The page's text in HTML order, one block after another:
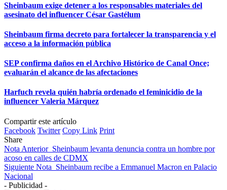
Sheinbaum exige detener a los responsables materiales del
asesinato del influencer César Gastélum
Sheinbaum firma decreto para fortalecer la transparencia y el
acceso a la información pública
SEP confirma daños en el Archivo Histórico de Canal Once;
evaluarán el alcance de las afectaciones
Harfuch revela quién habría ordenado el feminicidio de la
influencer Valeria Márquez
Compartir este artículo
Facebook Twitter Copy Link Print
Share
Nota Anterior Sheinbaum levanta denuncia contra un hombre por
acoso en calles de CDMX
Siguiente Nota Sheinbaum recibe a Emmanuel Macron en Palacio
Nacional
- Publicidad -